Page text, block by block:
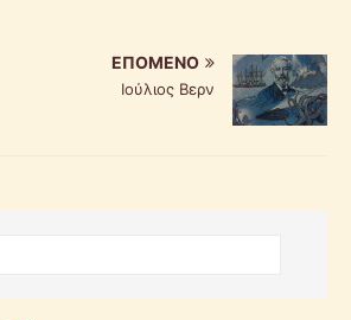
ΕΠΌΜΕΝΟ
Ιούλιος Βερν